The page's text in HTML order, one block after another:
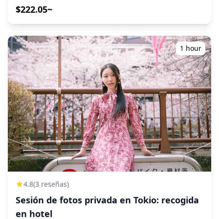
para la sesión de fotos. -Reserva: Una vez que estés
satisfecho con el plan, procede con la reserva del
servicio. -Confirmación: Después de que se confirme tu
reserva, te notificaremos el lugar de encuentro para la
sesión de fotos. -El día de la sesión: Nuestro intérprete
acompañante se reunirá contigo en el lugar y te guiará
al estudio fotográfico. -Pago: Al llegar al estudio, por
favor paga la tarifa de participación al operador
(generalmente se requiere efectivo) y confirma las reglas
de participación. -Sesión de fotos: La sesión comienza, y
el intérprete te ayudará en la comunicación con la
modelo. ◆Tarifas de participación (solo como
referencia)：Los precios pueden variar dependiendo del
nivel de la modelo. ①Sesión individual (1 hora): Tarifa de
participación: alrededor de 10,000 yenes ②Sesión grupal
(por participante): Tarifa de participación: alrededor de
5,000 yenes Nota: Serás responsable de cubrir la tarifa
de participación de tu intérprete. ◆Incluido: ・Guía
turístico acompañante e interpretación. ・Atención
médica sin efectivo ◆No incluido: ・Tarifas de
participación ・Gastos personales y otros ![]
(https://assets.hldycdn.com/experiences/
Naoki Okumura, mientras observa a geishas
música de shamisen. Esta experiencia cultural única
incluye juegos interactivos de fiesta ozashiki-asobi,
donde podrá interactuar directamente con las geishas,
aprender juegos tradicionales y tomar fotos memorables
juntos. El ambiente íntimo permite una estrecha
interacción e intercambio cultural de una manera
auténtica pero accesible. **Qué incluye:** - Cena kaiseki
de temporada de varios platos - Una bebida de
bienvenida (bebidas adicionales disponibles para su
compra) - Actuaciones en vivo de geishas con bailes y
shamisen - Juegos interactivos de fiesta ozashiki-asobi
con las geishas - Oportunidades para tomar fotos con
las geishas - Todas las propinas y honorarios de
actuación **Planes de Precios:** - Plan Estándar (menú
de 4 platos): ¥35,000 por persona - Plan Premium (menú
de 7 platos): ¥40,000 por persona **Horario:** Tres
horarios nocturnos disponibles: - 17:00 - 18:30 - 19:00 -
el sexto piso del edificio Grand Hammer, a solo 1 minuto
a pie de la salida 7 de la estación JR Shimbashi West,
$222.05~
1 hour
4.8(3 reseñas)
Sesión de fotos privada en Tokio: recogida
en hotel